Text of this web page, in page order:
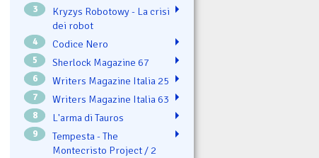
3
Kryzys Robotowy - La crisi
dei robot
4 Codice Nero
5 Sherlock Magazine 67
6 Writers Magazine Italia 25
7 Writers Magazine Italia 63
8 L'arma di Tauros
9
Tempesta - The
Montecristo Project / 2